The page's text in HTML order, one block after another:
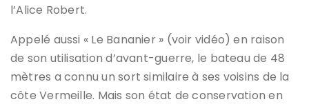
l’Alice Robert.
Appelé aussi « Le Bananier » (voir vidéo) en raison
de son utilisation d’avant-guerre, le bateau de 48
mètres a connu un sort similaire à ses voisins de la
côte Vermeille. Mais son état de conservation en